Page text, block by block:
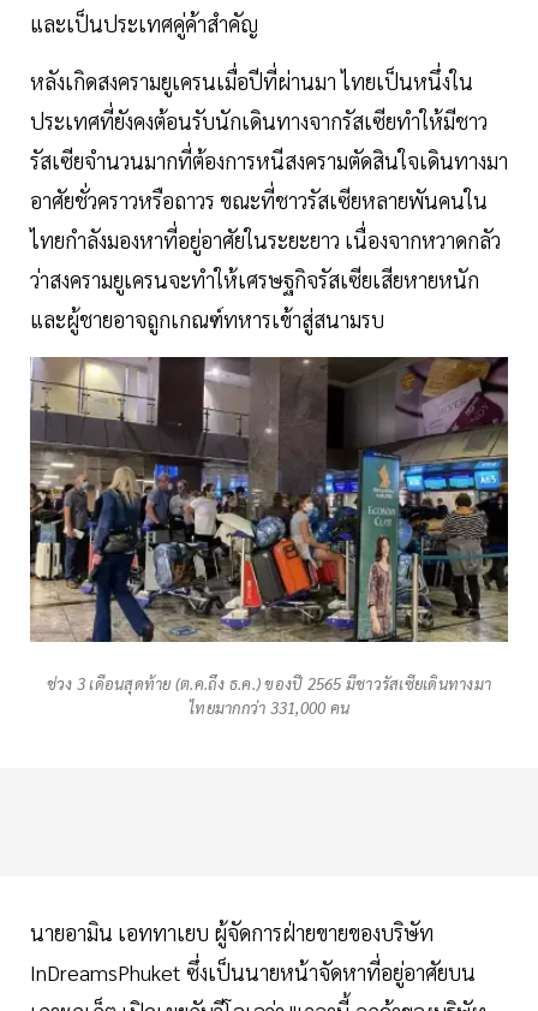
และเป็นประเทศคู่ค้าสำคัญ
หลังเกิดสงครามยูเครนเมื่อปีที่ผ่านมา ไทยเป็นหนึ่งใน
ประเทศที่ยังคงต้อนรับนักเดินทางจากรัสเซียทำให้มีชาว
รัสเซียจำนวนมากที่ต้องการหนีสงครามตัดสินใจเดินทางมา
อาศัยชั่วคราวหรือถาวร ขณะที่ชาวรัสเซียหลายพันคนใน
ไทยกำลังมองหาที่อยู่อาศัยในระยะยาว เนื่องจากหวาดกลัว
ว่าสงครามยูเครนจะทำให้เศรษฐกิจรัสเซียเสียหายหนัก
และผู้ชายอาจถูกเกณฑ์ทหารเข้าสู่สนามรบ
ช่วง 3 เดือนสุดท้าย (ต.ค.ถึง ธ.ค.) ของปี 2565 มีชาวรัสเซียเดินทางมา
ไทยมากกว่า 331,000 คน
นายอามิน เอททาเยบ ผู้จัดการฝ่ายขายของบริษัท
InDreamsPhuket ซึ่งเป็นนายหน้าจัดหาที่อยู่อาศัยบน